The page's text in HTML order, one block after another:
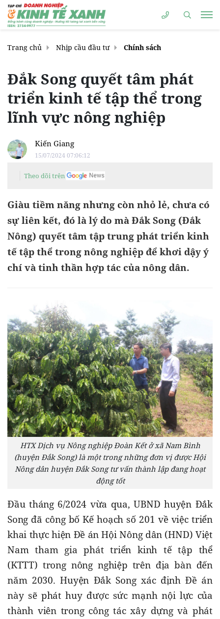
Trang chủ Nhịp cầu đầu tư Chính sách
Đắk Song quyết tâm phát
triển kinh tế tập thể trong
lĩnh vực nông nghiệp
Kiến Giang
15/07/2024 07:06:12
Theo dõi trên
Giàu tiềm năng nhưng còn nhỏ lẻ, chưa có
sự liên kết, đó là lý do mà Đắk Song (Đắk
Nông) quyết tâm tập trung phát triển kinh
tế tập thể trong nông nghiệp để khơi dậy ý
chí và tinh thần hợp tác của nông dân.
HTX Dịch vụ Nông nghiệp Đoàn Kết ở xã Nam Bình
(huyện Đắk Song) là một trong những đơn vị được Hội
Nông dân huyện Đắk Song tư vấn thành lập đang hoạt
động tốt
Đầu tháng 6/2024 vừa qua, UBND huyện Đắk
Song đã công bố Kế hoạch số 201 về việc triển
khai thực hiện Đề án Hội Nông dân (HND) Việt
Nam tham gia phát triển kinh tế tập thể
(KTTT) trong nông nghiệp trên địa bàn đến
năm 2030. Huyện Đắk Song xác định Đề án
này sẽ phát huy được sức mạnh nội lực của
thành viên trong công tác xây dựng và phát